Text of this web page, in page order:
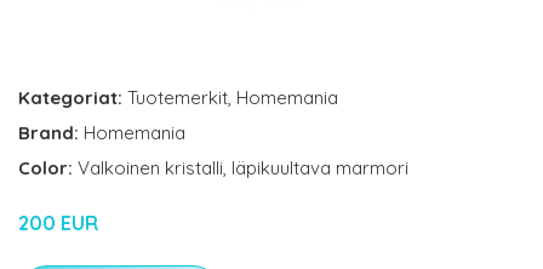
Kategoriat: Tuotemerkit, Homemania
Brand: Homemania
Color: Valkoinen kristalli, läpikuultava marmori
200 EUR